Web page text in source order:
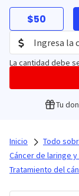
$50
La cantidad debe
Tu
Inicio Todo
Cáncer de laringe
Tratamiento del